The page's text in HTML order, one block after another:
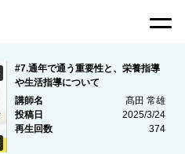
#7.通年で通う重要性と、栄養指導
や生活指導について
講師名
髙田 常雄
投稿日
2025/3/24
再生回数
374